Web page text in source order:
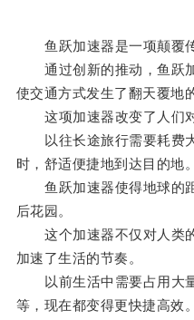
鱼跃加速器是一项颠覆传
通过创新的推动，鱼跃加
使交通方式发生了翻天覆地
这项加速器改变了人们对
以往长途旅行需要耗费
时，舒适便捷地到达目的地。
鱼跃加速器使得地球的距
后花园。
这个加速器不仅对人类
加速了生活的节奏。
以前生活中需要占用大
等，现在都变得更快捷高效。